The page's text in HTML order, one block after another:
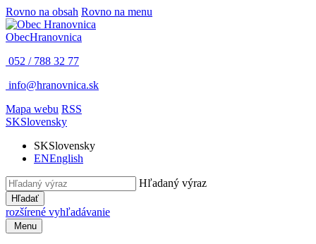
Rovno na obsah Rovno na menu
ObecHranovnica
052 / 788 32 77
info@hranovnica.sk
Mapa webu RSS
SKSlovensky
SKSlovensky
ENEnglish
Hľadaný výraz
Hľadať
rozšírené vyhľadávanie
Menu